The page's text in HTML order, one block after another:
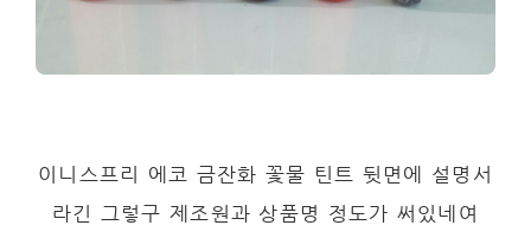
이니스프리 에코 금잔화 꽃물 틴트 뒷면에 설명서
라긴 그렇구 제조원과 상품명 정도가 써있네여